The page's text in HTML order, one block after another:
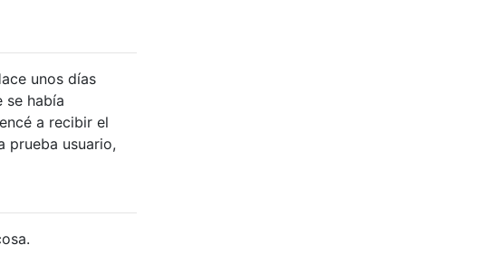
unos días
se había
a recibir el
prueba usuario,